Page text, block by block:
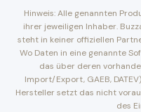
Hinweis: Alle genannten
ihrer jeweiligen Inhaber.
steht in keiner offiziellen
Wo Daten in eine genannte
das über deren
Import/Export, GAEB,
Hersteller setzt das nicht
des